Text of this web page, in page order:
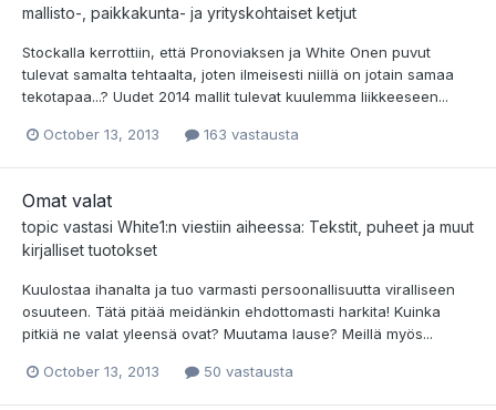
mallisto-, paikkakunta- ja yrityskohtaiset ketjut
Stockalla kerrottiin, että Pronoviaksen ja White Onen puvut
tulevat samalta tehtaalta, joten ilmeisesti niillä on jotain samaa
tekotapaa...? Uudet 2014 mallit tulevat kuulemma liikkeeseen...
October 13, 2013 163 vastausta
Omat valat
topic vastasi White1:n viestiin aiheessa: Tekstit, puheet ja muut
kirjalliset tuotokset
Kuulostaa ihanalta ja tuo varmasti persoonallisuutta viralliseen
osuuteen. Tätä pitää meidänkin ehdottomasti harkita! Kuinka
pitkiä ne valat yleensä ovat? Muutama lause? Meillä myös...
October 13, 2013 50 vastausta